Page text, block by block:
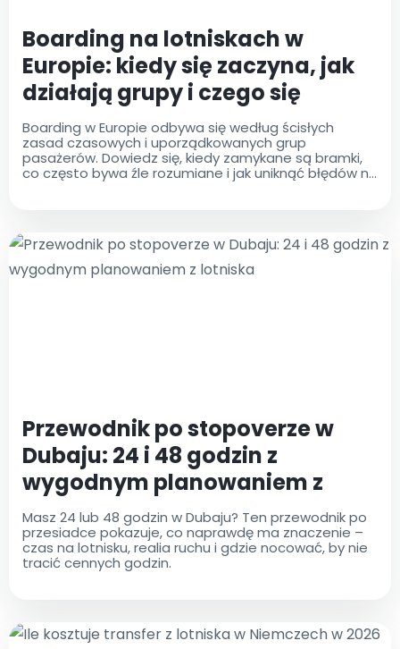
Boarding na lotniskach w
Europie: kiedy się zaczyna, jak
działają grupy i czego się
spodziewać
Boarding w Europie odbywa się według ścisłych
zasad czasowych i uporządkowanych grup
pasażerów. Dowiedz się, kiedy zamykane są bramki,
co często bywa źle rozumiane i jak uniknąć błędów na
Przewodnik po stopoverze w
Dubaju: 24 i 48 godzin z
wygodnym planowaniem z
lotniska
Masz 24 lub 48 godzin w Dubaju? Ten przewodnik po
przesiadce pokazuje, co naprawdę ma znaczenie –
czas na lotnisku, realia ruchu i gdzie nocować, by nie
tracić cennych godzin.